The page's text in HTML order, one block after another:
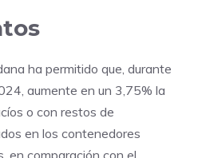
ha permitido que, durante
aumente en un 3,75% la
o con restos de
en los contenedores